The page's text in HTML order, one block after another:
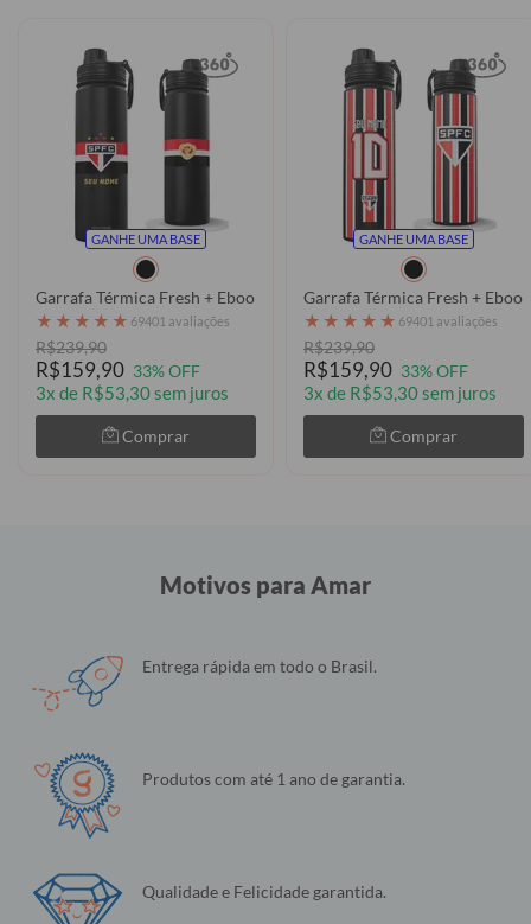
GANHE UMA BASE
Garrafa Térmica Fresh + Ebook - São Paulo - Uniforme 3 2025
★ ★ ★ ★ ★ 69401 avaliações
R$239,90
R$159,90 33% OFF
3x de R$53,30 sem juros
Comprar
GANHE UMA BASE
Garrafa Térmica Fresh +
★ ★ ★ ★ ★ 69401 avaliações
R$239,90
R$159,90 33% OFF
3x de R$53,30 sem juros
Comprar
Motivos para Amar
Entrega rápida em todo o Brasil.
Produtos com até 1 ano de garantia.
Qualidade e Felicidade garantida.